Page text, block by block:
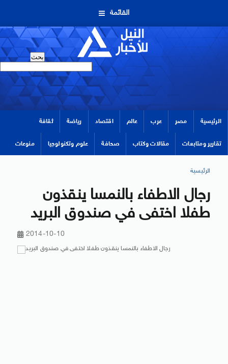
القائمة
الرئيسية مصر عرب عالم اقتصاد رياضة ثقافة
تقارير ومتابعات مقالات وكتاب صحافة علوم وتكنولوجيا منوعات
الرئيسية
رجال الاطفاء بالنمسا ينقذون
طفلا اختفى في صندوق البريد
2014-10-10